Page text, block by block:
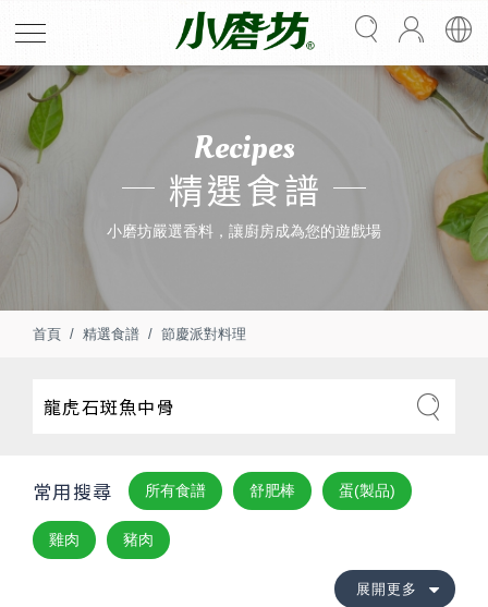
Recipes
精選食譜
小磨坊嚴選香料，讓廚房成為您的遊戲場
首頁 精選食譜 節慶派對料理
常用搜尋 所有食譜 舒肥棒 蛋(製品)
雞肉 豬肉
展開更多